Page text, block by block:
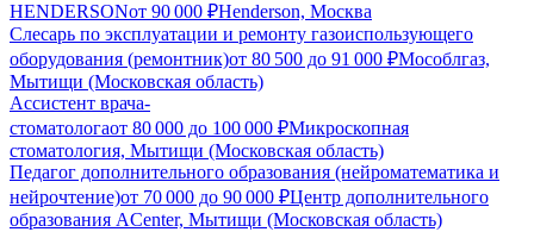
HENDERSONот 90 000 ₽Henderson, Москва
Слесарь по эксплуатации и ремонту газоиспользующего
оборудования (ремонтник)от 80 500 до 91 000 ₽Мособлгаз,
Мытищи (Московская область)
Ассистент врача-
стоматологаот 80 000 до 100 000 ₽Микроскопная
стоматология, Мытищи (Московская область)
Педагог дополнительного образования (нейроматематика и
нейрочтение)от 70 000 до 90 000 ₽Центр дополнительного
образования ACenter, Мытищи (Московская область)